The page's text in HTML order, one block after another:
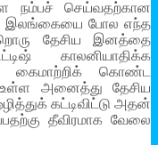
நம்பச் செய்வதற்கான
இலங்கையை போல எந்த
தேசிய இனத்தை
காலனியாதிக்க
கைமாற்றிக் கொண்ட
உள்ள அனைத்து தேசிய
கட்டிவிட்டு அதன்
தீவிரமாக வேலை